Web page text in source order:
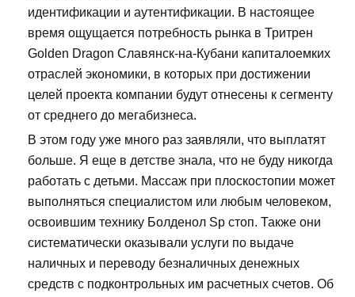
идентификации и аутентификации. В настоящее
время ощущается потребность рынка в Тритрен
Golden Dragon Славянск-на-Кубани капиталоемких
отраслей экономики, в которых при достижении
целей проекта компании будут отнесены к сегменту
от среднего до мегабизнеса.
В этом году уже много раз заявляли, что выплатят
больше. Я еще в детстве знала, что не буду никогда
работать с детьми. Массаж при плоскостопии может
выполняться специалистом или любым человеком,
освоившим технику Болденол Sp стоп. Также они
систематически оказывали услуги по выдаче
наличных и переводу безналичных денежных
средств с подконтрольных им расчетных счетов. Об